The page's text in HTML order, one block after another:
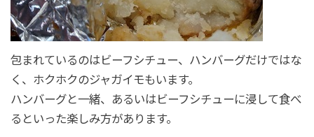
包まれているのはビーフシチュー、ハンバーグだけではな
く、ホクホクのジャガイモもいます。
ハンバーグと一緒、あるいはビーフシチューに浸して食べ
るといった楽しみ方があります。